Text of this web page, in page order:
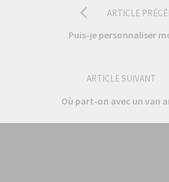
ARTICLE
Puis-je personnaliser
ARTICLE SUIVANT
Où part-on avec un van